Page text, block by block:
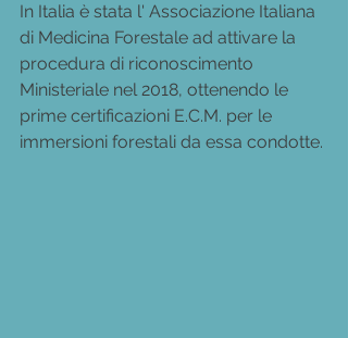
In Italia è stata l' Associazione Italiana
di Medicina Forestale ad attivare la
procedura di riconoscimento
Ministeriale nel 2018, ottenendo le
prime certificazioni E.C.M. per le
immersioni forestali da essa condotte.